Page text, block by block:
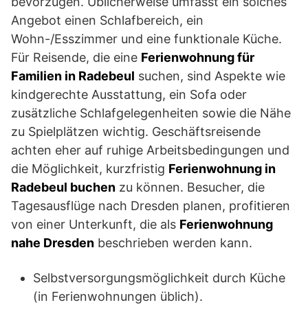
Angebot einen Schlafbereich, ein
Wohn-/Esszimmer und eine funktionale Küche.
Für Reisende, die eine Ferienwohnung für
Familien in Radebeul suchen, sind Aspekte wie
kindgerechte Ausstattung, ein Sofa oder
zusätzliche Schlafgelegenheiten sowie die Nähe
zu Spielplätzen wichtig. Geschäftsreisende
achten eher auf ruhige Arbeitsbedingungen und
die Möglichkeit, kurzfristig Ferienwohnung in
Radebeul buchen zu können. Besucher, die
Tagesausflüge nach Dresden planen, profitieren
von einer Unterkunft, die als Ferienwohnung
nahe Dresden beschrieben werden kann.
Selbstversorgungsmöglichkeit durch Küche
(in Ferienwohnungen üblich).